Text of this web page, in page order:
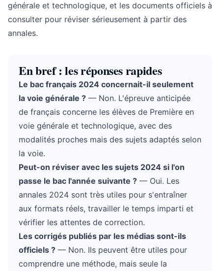
générale et technologique, et les documents officiels à
consulter pour réviser sérieusement à partir des
annales.
En bref : les réponses rapides
Le bac français 2024 concernait-il seulement
la voie générale ? — Non. L'épreuve anticipée
de français concerne les élèves de Première en
voie générale et technologique, avec des
modalités proches mais des sujets adaptés selon
la voie.
Peut-on réviser avec les sujets 2024 si l'on
passe le bac l'année suivante ? — Oui. Les
annales 2024 sont très utiles pour s'entraîner
aux formats réels, travailler le temps imparti et
vérifier les attentes de correction.
Les corrigés publiés par les médias sont-ils
officiels ? — Non. Ils peuvent être utiles pour
comprendre une méthode, mais seule la